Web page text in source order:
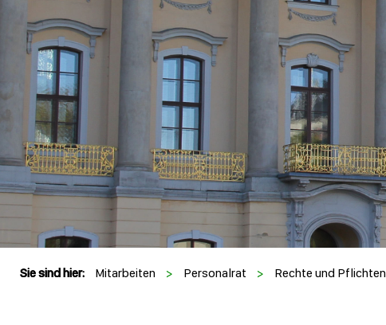
Sie sind hier: Mitarbeiten > Personalrat > Rechte und Pflichten